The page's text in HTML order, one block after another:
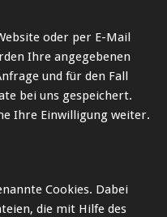
oder per E-Mail
Ihre angegebenen
und für den Fall
bei uns gespeichert.
Ihre Einwilligung weiter.
Cookies. Dabei
die mit Hilfe des